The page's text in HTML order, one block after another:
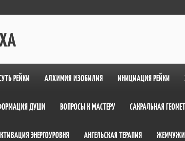
РЕЙКИ АЛХИМИЯ ИЗОБИЛИЯ ИНИЦИАЦИЯ РЕЙКИ
ДУШИ ВОПРОСЫ К МАСТЕРУ САКРАЛЬНАЯ
ЭНЕРГОУРОВНЯ АНГЕЛЬСКАЯ ТЕРАПИЯ